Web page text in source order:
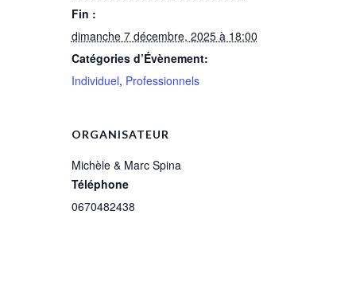
Fin :
dimanche 7 décembre, 2025 à 18:00
Catégories d’Évènement:
Individuel, Professionnels
ORGANISATEUR
Michèle & Marc Spina
Téléphone
0670482438